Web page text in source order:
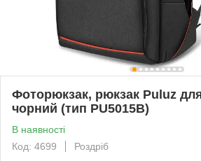
Фоторюкзак, рюкзак Puluz
чорний (тип PU5015B)
В наявності
Код: 4699
Роздріб